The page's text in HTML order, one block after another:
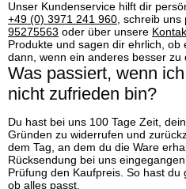
Unser Kundenservice hilft dir
+49 (0) 3971 241 960, schreib uns
95275563 oder über unsere
Produkte und sagen dir ehrlich, ob
dann, wenn ein anderes besser zu
Was passiert, wenn
nicht zufrieden bin?
Du hast bei uns 100 Tage Zeit,
Gründen zu widerrufen und
dem Tag, an dem du die Ware
Rücksendung bei uns
Prüfung den Kaufpreis. So hast
ob alles passt.